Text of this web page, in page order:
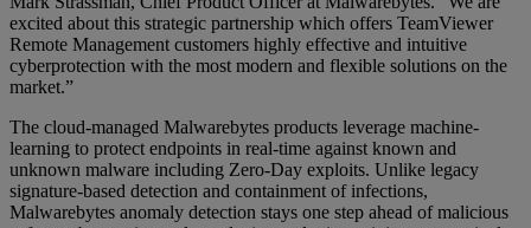
excited about this strategic partnership which offers TeamViewer
Remote Management customers highly effective and intuitive
cyberprotection with the most modern and flexible solutions on the
market.”
The cloud-managed Malwarebytes products leverage machine-
learning to protect endpoints in real-time against known and
unknown malware including Zero-Day exploits. Unlike legacy
signature-based detection and containment of infections,
Malwarebytes anomaly detection stays one step ahead of malicious